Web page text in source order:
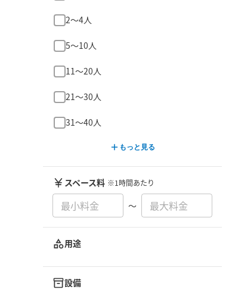
2〜4人
5〜10人
11〜20人
21〜30人
31〜40人
もっと見る
スペース料 ※1時間あたり
〜
用途
設備